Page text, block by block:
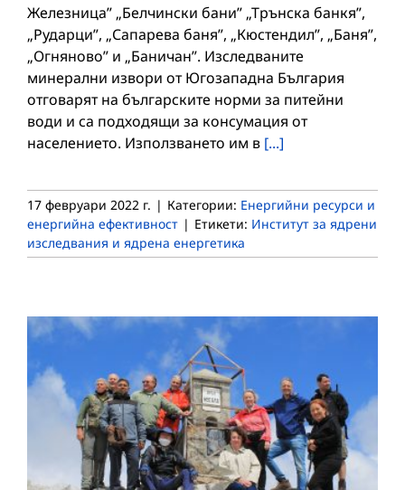
Железница” „Белчински бани” „Трънска банкя”,
„Рударци”, „Сапарева баня”, „Кюстендил”, „Баня”,
„Огняново” и „Баничан”. Изследваните
минерални извори от Югозападна България
отговарят на българските норми за питейни
води и са подходящи за консумация от
населението. Използването им в [...]
17 февруари 2022 г. | Категории: Енергийни ресурси и
енергийна ефективност | Етикети: Институт за ядрени
изследвания и ядрена енергетика